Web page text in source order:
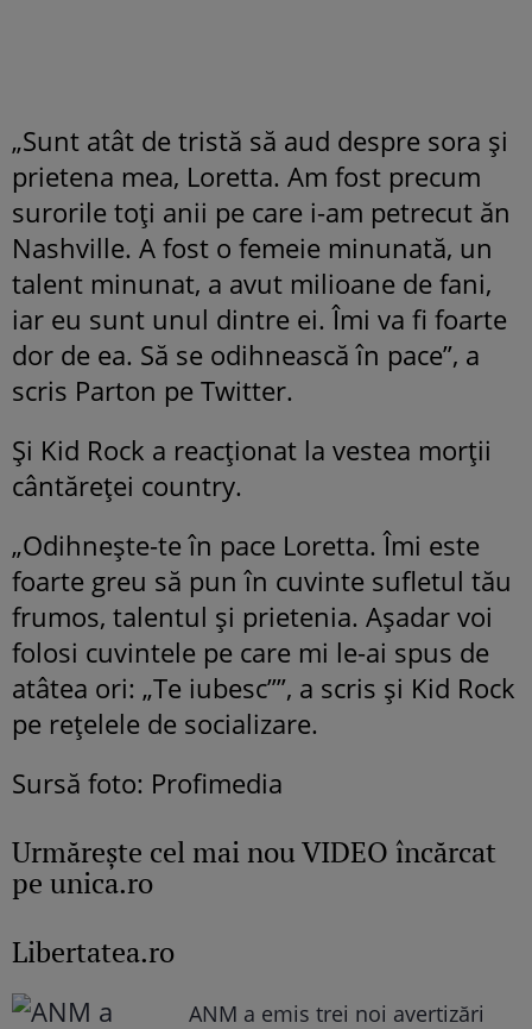
„Sunt atât de tristă să aud despre sora și
prietena mea, Loretta. Am fost precum
surorile toți anii pe care i-am petrecut ăn
Nashville. A fost o femeie minunată, un
talent minunat, a avut milioane de fani,
iar eu sunt unul dintre ei. Îmi va fi foarte
dor de ea. Să se odihnească în pace”, a
scris Parton pe Twitter.
Și Kid Rock a reacționat la vestea morții
cântăreței country.
„Odihnește-te în pace Loretta. Îmi este
foarte greu să pun în cuvinte sufletul tău
frumos, talentul și prietenia. Așadar voi
folosi cuvintele pe care mi le-ai spus de
atâtea ori: „Te iubesc””, a scris și Kid Rock
pe rețelele de socializare.
Sursă foto: Profimedia
Urmăreşte cel mai nou VIDEO încărcat
pe unica.ro
Libertatea.ro
ANM a emis trei noi avertizări